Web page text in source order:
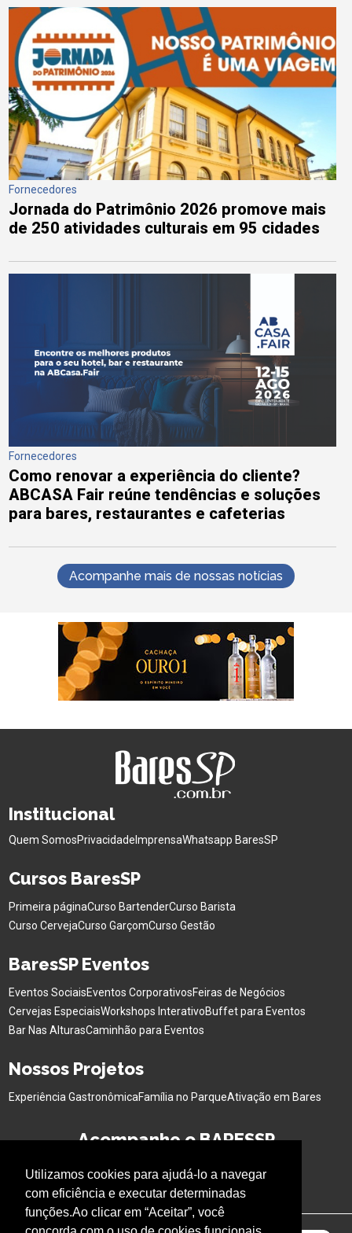
Utilizamos cookies para ajudá-lo a navegar
com eficiência e executar determinadas
funções.Ao clicar em “Aceitar”, você
Fornecedores
Jornada do Patrimônio 2026 promove mais
de 250 atividades culturais em 95 cidades
Fornecedores
Como renovar a experiência do cliente?
ABCASA Fair reúne tendências e soluções
para bares, restaurantes e cafeterias
Acompanhe mais de nossas notícias
Institucional
Quem SomosPrivacidade ImprensaWhatsapp BaresSP
Cursos BaresSP
Primeira páginaCurso BartenderCurso Barista
Curso CervejaCurso GarçomCurso Gestão
BaresSP Eventos
Eventos SociaisEventos CorporativosFeiras de Negócios
Cervejas EspeciaisWorkshops InterativoBuffet para Eventos
Bar Nas AlturasCaminhão para Eventos
Nossos Projetos
Experiência GastronômicaFamília no ParqueAtivação em Bares
Acompanhe o BARESSP